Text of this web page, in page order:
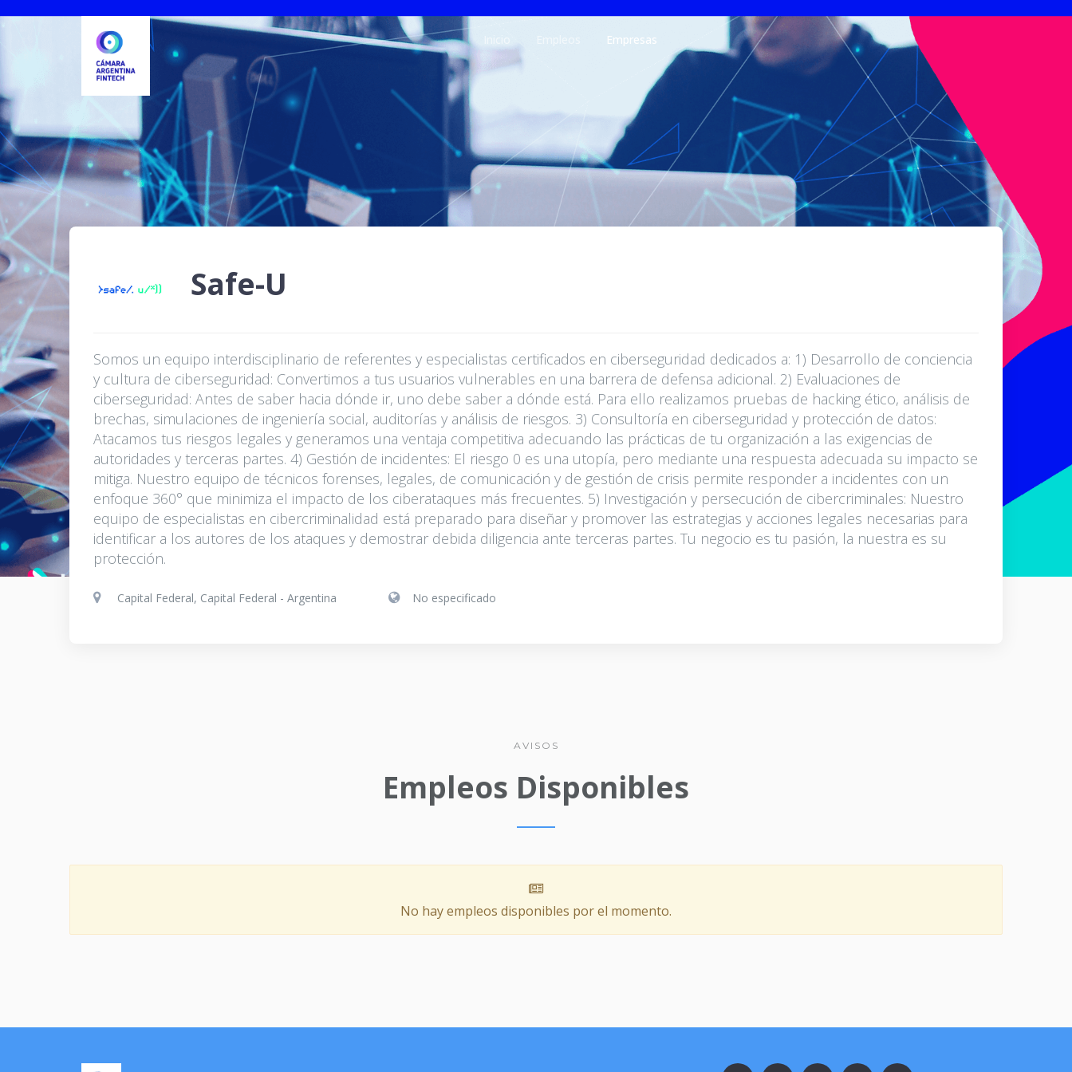
Empresas
Safe-U
Somos un equipo interdisciplinario de referentes y especialistas certificados en ciberseguridad dedicados a: 1) Desarrollo de conciencia
y cultura de ciberseguridad: Convertimos a tus usuarios vulnerables en una barrera de defensa adicional. 2) Evaluaciones de
ciberseguridad: Antes de saber hacia dónde ir, uno debe saber a dónde está. Para ello realizamos pruebas de hacking ético, análisis de
brechas, simulaciones de ingeniería social, auditorías y análisis de riesgos. 3) Consultoría en ciberseguridad y protección de datos:
Atacamos tus riesgos legales y generamos una ventaja competitiva adecuando las prácticas de tu organización a las exigencias de
autoridades y terceras partes. 4) Gestión de incidentes: El riesgo 0 es una utopía, pero mediante una respuesta adecuada su impacto se
mitiga. Nuestro equipo de técnicos forenses, legales, de comunicación y de gestión de crisis permite responder a incidentes con un
enfoque 360° que minimiza el impacto de los ciberataques más frecuentes. 5) Investigación y persecución de cibercriminales: Nuestro
equipo de especialistas en cibercriminalidad está preparado para diseñar y promover las estrategias y acciones legales necesarias para
identificar a los autores de los ataques y demostrar debida diligencia ante terceras partes. Tu negocio es tu pasión, la nuestra es su
protección.
Capital Federal, Capital Federal - Argentina No especificado
AVISOS
Empleos Disponibles
No hay empleos disponibles por el momento.